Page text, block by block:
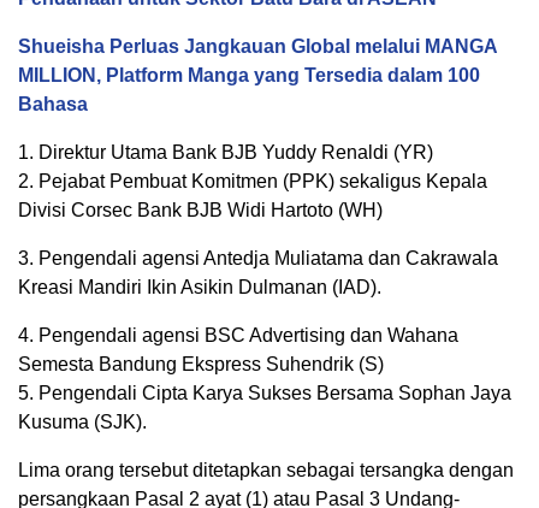
Shueisha Perluas Jangkauan Global melalui MANGA
MILLION, Platform Manga yang Tersedia dalam 100
Bahasa
1. Direktur Utama Bank BJB Yuddy Renaldi (YR)
2. Pejabat Pembuat Komitmen (PPK) sekaligus Kepala
Divisi Corsec Bank BJB Widi Hartoto (WH)
3. Pengendali agensi Antedja Muliatama dan Cakrawala
Kreasi Mandiri Ikin Asikin Dulmanan (IAD).
4. Pengendali agensi BSC Advertising dan Wahana
Semesta Bandung Ekspress Suhendrik (S)
5. Pengendali Cipta Karya Sukses Bersama Sophan Jaya
Kusuma (SJK).
Lima orang tersebut ditetapkan sebagai tersangka dengan
persangkaan Pasal 2 ayat (1) atau Pasal 3 Undang-